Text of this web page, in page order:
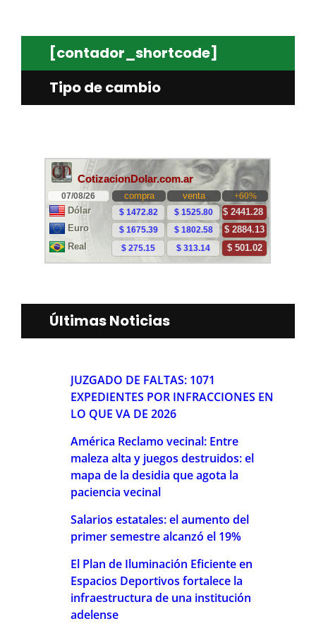
[contador_shortcode]
Tipo de cambio
Últimas Noticias
JUZGADO DE FALTAS: 1071
EXPEDIENTES POR INFRACCIONES EN
LO QUE VA DE 2026
América Reclamo vecinal: Entre
maleza alta y juegos destruidos: el
mapa de la desidia que agota la
paciencia vecinal
Salarios estatales: el aumento del
primer semestre alcanzó el 19%
El Plan de Iluminación Eficiente en
Espacios Deportivos fortalece la
infraestructura de una institución
adelense